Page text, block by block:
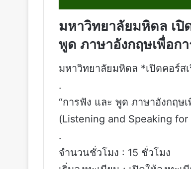
มหาวิทยาลัยมหิดล เปิ
พูด ภาษาอังกฤษเพื่อก
มหาวิทยาลัยมหิดล *เปิดคอร์ส
.
“การฟัง และ พูด ภาษาอังกฤษเ
(Listening and Speaking
.
จำนวนชั่วโมง : 15 ชั่วโมง